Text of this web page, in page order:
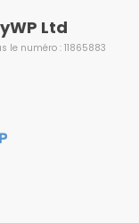
Ltd
le numéro : 11865883